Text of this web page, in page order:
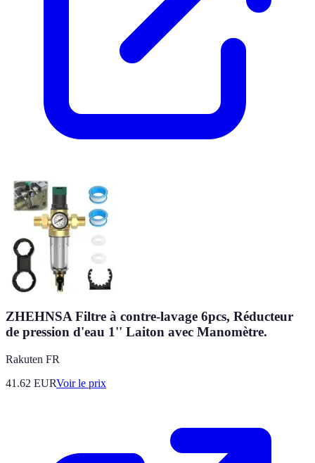
ZHEHNSA Filtre à contre-lavage 6pcs, Réducteur
de pression d'eau 1'' Laiton avec Manomètre.
Rakuten FR
41.62 EURVoir le prix